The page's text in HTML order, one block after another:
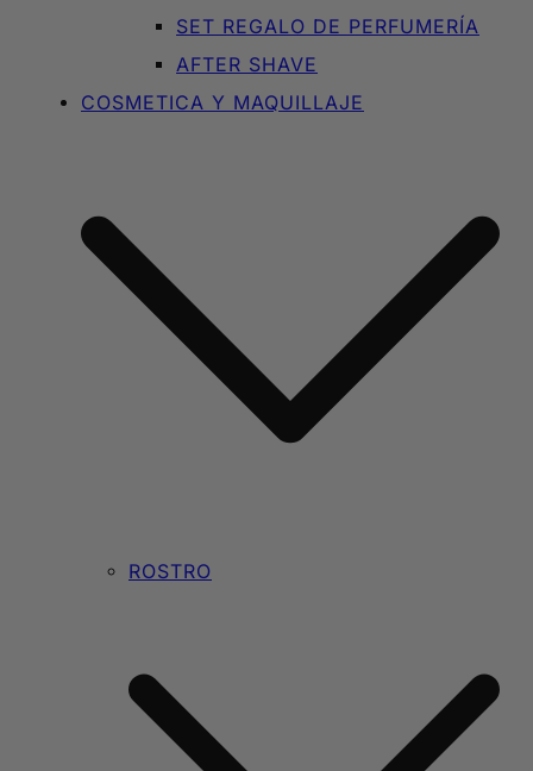
SET REGALO DE PERFUMERÍA
AFTER SHAVE
COSMETICA Y MAQUILLAJE
ROSTRO